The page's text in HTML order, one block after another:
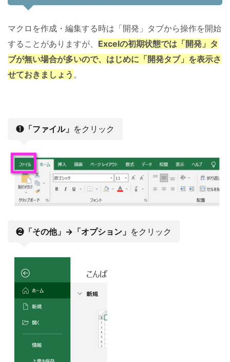
マクロを作成・編集する時は「開発」タブから操作を開始
することがありますが、 Excelの初期状態では「開発」タ
ブが無い場合が多いので、はじめに「開発タブ」を表示さ
せておきましょう 。
❶ 「ファイル」 をクリック
❷ 「その他」→「オプション」 をクリック